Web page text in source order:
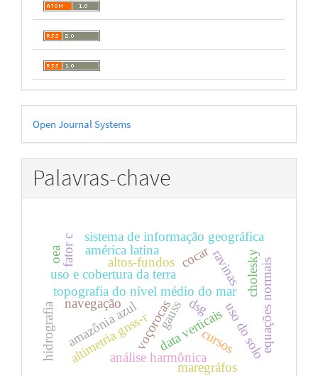
Desenvolvido
por
Open Journal Systems
Palavras-chave
data verticais
topografia do nível médio do mar
amazônia azulvoçorocas
ravinas
uso do solo
sistema de informação geográfica
uso e cobertura da terra
análise harmônica
altimetria gnss-r
maregráfos
hidrografia
altos-fundos
navegação
cocar
dsg
fator c
gauss
choleskyequações normais
américa latina
oea
cursos